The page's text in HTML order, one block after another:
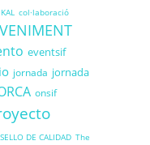
col·laboració
eventsif
jornada jornada
onsif
SELLO DE CALIDAD The